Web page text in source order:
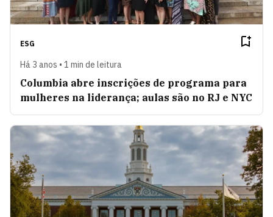
ESG
Há 3 anos • 1 min de leitura
Columbia abre inscrições de programa para
mulheres na liderança; aulas são no RJ e NYC